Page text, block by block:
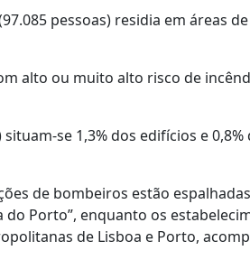
pessoas) residia em áreas
alto ou muito alto risco de
se 1,3% dos edifícios e
de bombeiros estão
Porto”, enquanto os
de Lisboa e Porto,